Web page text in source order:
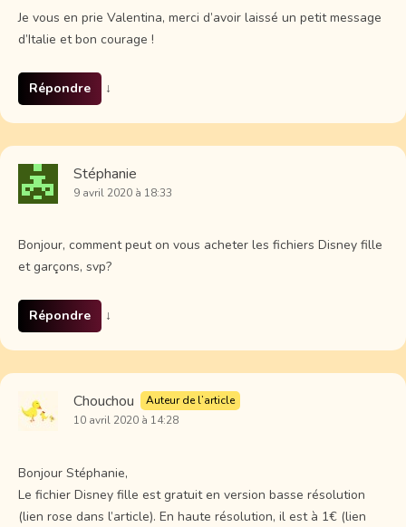
Je vous en prie Valentina, merci d’avoir laissé un petit message
d’Italie et bon courage !
Répondre ↓
Stéphanie
9 avril 2020 à 18:33
Bonjour, comment peut on vous acheter les fichiers Disney fille
et garçons, svp?
Répondre ↓
Chouchou
Auteur de l’article
10 avril 2020 à 14:28
Bonjour Stéphanie,
Le fichier Disney fille est gratuit en version basse résolution
(lien rose dans l’article). En haute résolution, il est à 1€ (lien